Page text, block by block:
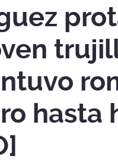
hasta